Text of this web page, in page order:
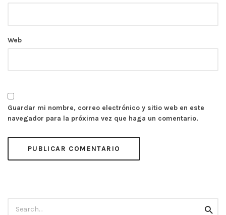
Web
Guardar mi nombre, correo electrónico y sitio web en este
navegador para la próxima vez que haga un comentario.
for: